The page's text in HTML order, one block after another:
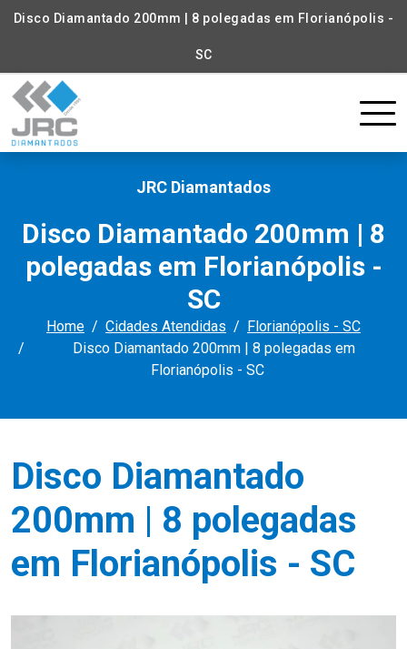
Disco Diamantado 200mm | 8 polegadas em Florianópolis -
SC
JRC Diamantados
Disco Diamantado 200mm | 8
polegadas em Florianópolis -
SC
Home Cidades Atendidas
Florianópolis - SC
Disco Diamantado 200mm | 8 polegadas em
Florianópolis - SC
Disco Diamantado
200mm | 8 polegadas
em Florianópolis - SC